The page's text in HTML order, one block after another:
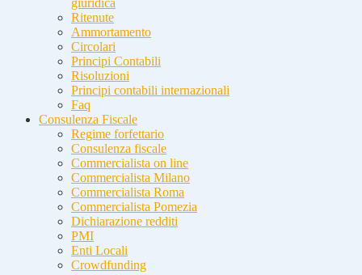
giuridica
Ritenute
Ammortamento
Circolari
Principi Contabili
Risoluzioni
Principi contabili internazionali
Faq
Consulenza Fiscale
Regime forfettario
Consulenza fiscale
Commercialista on line
Commercialista Milano
Commercialista Roma
Commercialista Pomezia
Dichiarazione redditi
PMI
Enti Locali
Crowdfunding